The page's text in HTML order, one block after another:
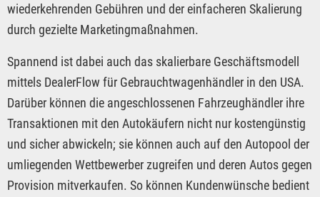
wiederkehrenden Gebühren und der einfacheren Skalierung
durch gezielte Marketingmaßnahmen.
Spannend ist dabei auch das skalierbare Geschäftsmodell
mittels DealerFlow für Gebrauchtwagenhändler in den USA.
Darüber können die angeschlossenen Fahrzeughändler ihre
Transaktionen mit den Autokäufern nicht nur kostengünstig
und sicher abwickeln; sie können auch auf den Autopool der
umliegenden Wettbewerber zugreifen und deren Autos gegen
Provision mitverkaufen. So können Kundenwünsche bedient